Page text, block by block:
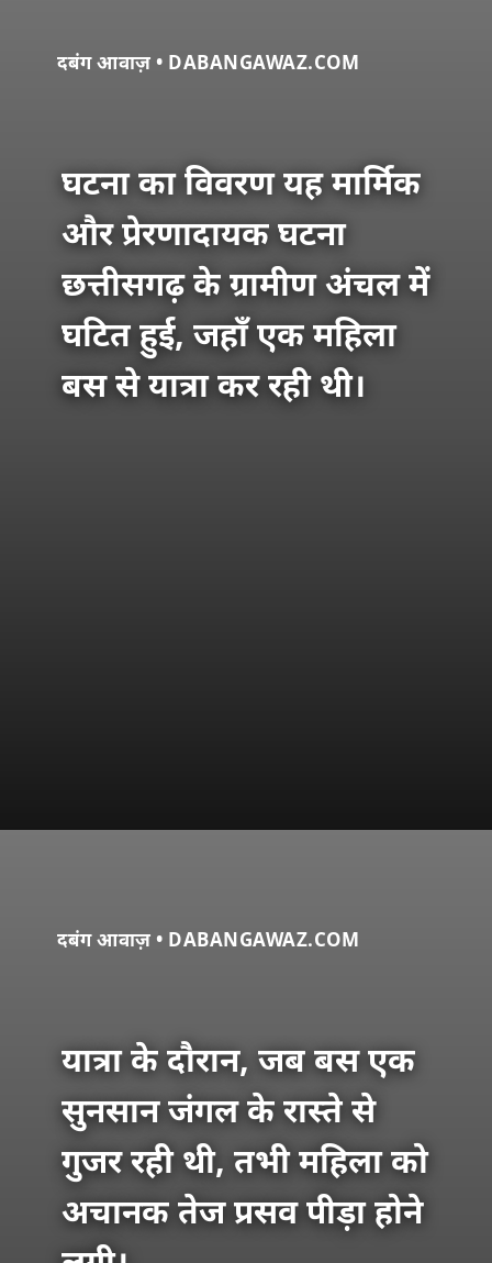
दबंग आवाज़ • DABANGAWAZ.COM
घटना का विवरण यह मार्मिक
और प्रेरणादायक घटना
छत्तीसगढ़ के ग्रामीण अंचल में
घटित हुई, जहाँ एक महिला
बस से यात्रा कर रही थी।
दबंग आवाज़ • DABANGAWAZ.COM
यात्रा के दौरान, जब बस एक
सुनसान जंगल के रास्ते से
गुजर रही थी, तभी महिला को
अचानक तेज प्रसव पीड़ा होने